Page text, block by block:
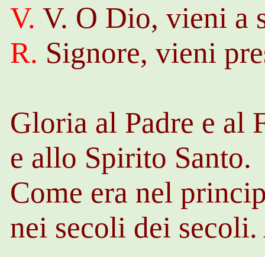
V.V. O Dio, vieni a
R. Signore, vieni
Gloria al Padre e al
e allo Spirito Santo.
Come era nel
nei secoli dei